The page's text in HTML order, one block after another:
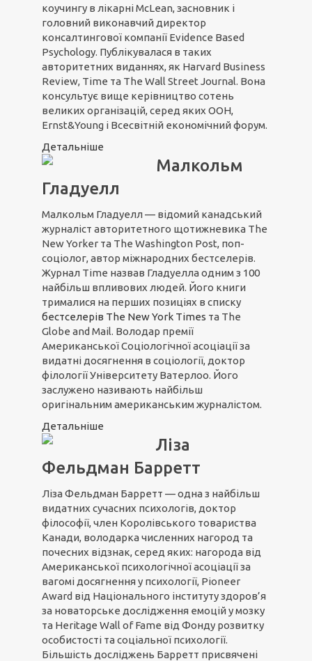
коучингу в лікарні McLean, засновник і
головний виконавчий директор
консалтингової компанії Evidence Based
Psychology. Публікувалася в таких
авторитетних виданнях, як Harvard Business
Review, Time та The Wall Street Journal. Вона
консультує вище керівництво сотень
великих організацій, серед яких ООН,
Ernst&Young і Всесвітній економічний форум.
Детальніше
Малкольм
Гладуелл
Малкольм Гладуелл — відомий канадський
журналіст авторитетного щотижневика The
New Yorker та The Washington Post, поп-
соціолог, автор міжнародних бестселерів.
Журнал Time назвав Гладуелла одним з 100
найбільш впливових людей. Його книги
трималися на перших позиціях в списку
бестселерів The New York Times та The
Globe and Mail. Володар премії
Американської Соціологічної асоціації за
видатні досягнення в соціології, доктор
філології Університету Ватерлоо. Його
заслужено називають найбільш
оригінальним американським журналістом.
Детальніше
Ліза
Фельдман Барретт
Ліза Фельдман Барретт — одна з найбільш
видатних сучасних психологів, доктор
філософії, член Королівського товариства
Канади, володарка численних нагород та
почесних відзнак, серед яких: нагорода від
Американської психологічної асоціації за
вагомі досягнення у психології, Pioneer
Award від Національного інституту здоров’я
за новаторське дослідження емоцій у мозку
та Heritage Wall of Fame від Фонду розвитку
особистості та соціальної психології.
Більшість досліджень Барретт присвячені